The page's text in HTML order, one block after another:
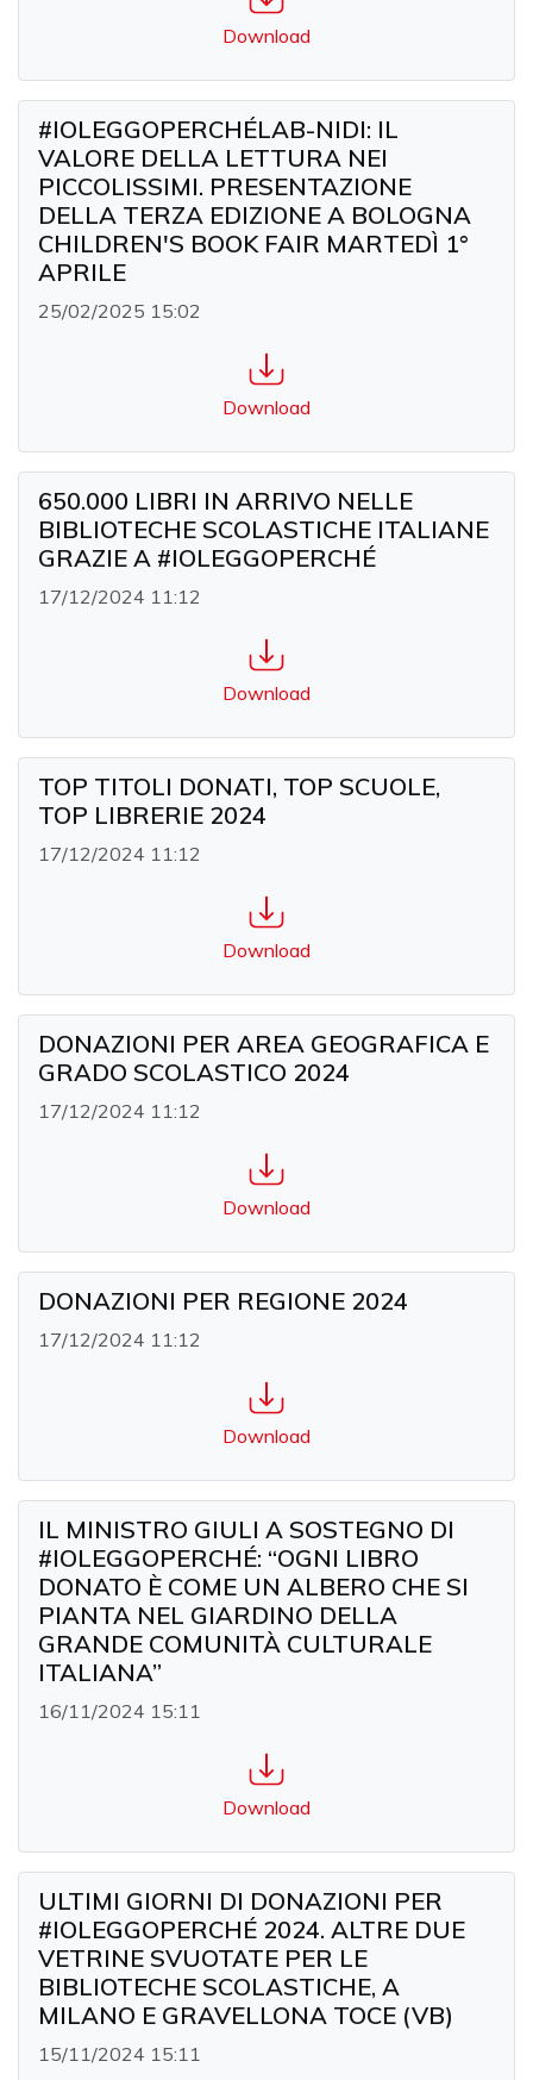
Download
#IOLEGGOPERCHÉLAB-NIDI: IL
VALORE DELLA LETTURA NEI
PICCOLISSIMI. PRESENTAZIONE
DELLA TERZA EDIZIONE A BOLOGNA
CHILDREN'S BOOK FAIR MARTEDÌ 1°
APRILE
25/02/2025 15:02
Download
650.000 LIBRI IN ARRIVO NELLE
BIBLIOTECHE SCOLASTICHE ITALIANE
GRAZIE A #IOLEGGOPERCHÉ
17/12/2024 11:12
Download
TOP TITOLI DONATI, TOP SCUOLE,
TOP LIBRERIE 2024
17/12/2024 11:12
Download
DONAZIONI PER AREA GEOGRAFICA E
GRADO SCOLASTICO 2024
17/12/2024 11:12
Download
DONAZIONI PER REGIONE 2024
17/12/2024 11:12
Download
IL MINISTRO GIULI A SOSTEGNO DI
#IOLEGGOPERCHÉ: “OGNI LIBRO
DONATO È COME UN ALBERO CHE SI
PIANTA NEL GIARDINO DELLA
GRANDE COMUNITÀ CULTURALE
ITALIANA”
16/11/2024 15:11
Download
ULTIMI GIORNI DI DONAZIONI PER
#IOLEGGOPERCHÉ 2024. ALTRE DUE
VETRINE SVUOTATE PER LE
BIBLIOTECHE SCOLASTICHE, A
MILANO E GRAVELLONA TOCE (VB)
15/11/2024 15:11